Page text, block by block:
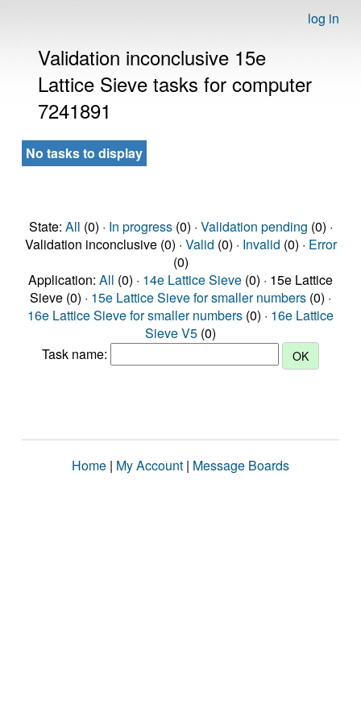
log in
Validation inconclusive 15e
Lattice Sieve tasks for computer
7241891
No tasks to display
State: All (0) · In progress(0) · Validation pending (0) ·
Validation inconclusive (0) · Valid (0) · Invalid (0) · Error
(0)
Application: All (0) · 14e Lattice Sieve (0) · 15e Lattice
Sieve (0) · 15e Lattice Sieve for smaller numbers (0) ·
16e Lattice Sieve for smaller numbers (0) · 16e Lattice
Sieve V5 (0)
Task name:
Home | My Account | Message Boards